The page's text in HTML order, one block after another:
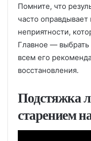
Помните, что
часто оправдывает
неприятности,
Главное — выбрать
всем его
восстановления.
Подстяжка
старением